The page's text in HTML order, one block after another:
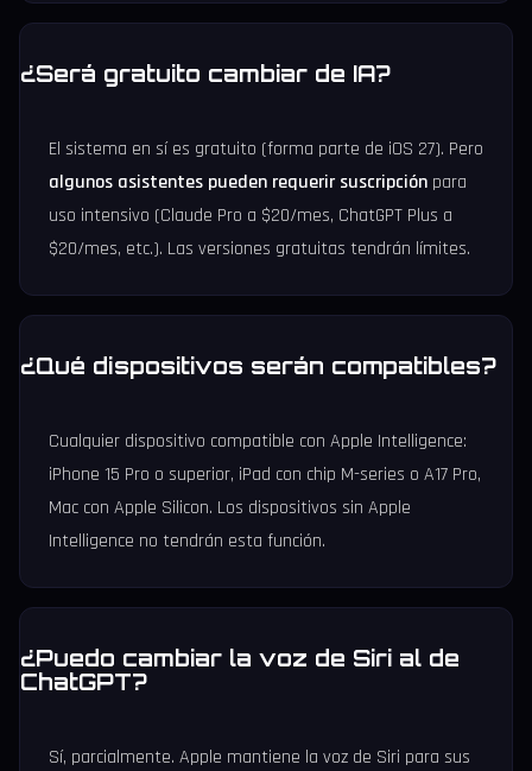
¿Será gratuito cambiar de IA?
El sistema en sí es gratuito (forma parte de iOS 27). Pero
algunos asistentes pueden requerir suscripción para
uso intensivo (Claude Pro a $20/mes, ChatGPT Plus a
$20/mes, etc.). Las versiones gratuitas tendrán límites.
¿Qué dispositivos serán compatibles?
Cualquier dispositivo compatible con Apple Intelligence:
iPhone 15 Pro o superior, iPad con chip M-series o A17 Pro,
Mac con Apple Silicon. Los dispositivos sin Apple
Intelligence no tendrán esta función.
¿Puedo cambiar la voz de Siri al de
ChatGPT?
Sí, parcialmente. Apple mantiene la voz de Siri para sus